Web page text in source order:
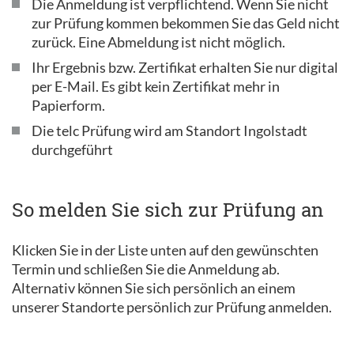
Die Anmeldung ist verpflichtend. Wenn Sie nicht
zur Prüfung kommen bekommen Sie das Geld nicht
zurück. Eine Abmeldung ist nicht möglich.
Ihr Ergebnis bzw. Zertifikat erhalten Sie nur digital
per E-Mail. Es gibt kein Zertifikat mehr in
Papierform.
Die telc Prüfung wird am Standort Ingolstadt
durchgeführt
So melden Sie sich zur Prüfung an
Klicken Sie in der Liste unten auf den gewünschten
Termin und schließen Sie die Anmeldung ab.
Alternativ können Sie sich persönlich an einem
unserer Standorte persönlich zur Prüfung anmelden.